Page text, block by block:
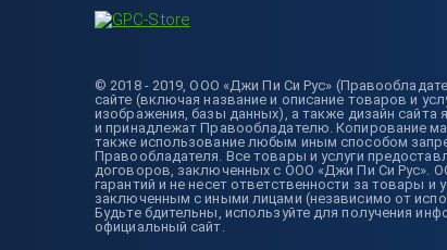
© 2018 - 2019, ООО «Джи Пи Си Рус»
сайте (включая название и описание товаров и
изображения, базы данных), а также дизайн сайта
и принадлежат Правообладателю. Копирование
также использование любым иным способом
Правообладателя. Все товары и услуги
договоров, заключенных с ООО «Джи Пи Си Рус».
гарантий и не несет ответственности за товары и
заключенным с иными лицами (независимо от
Будьте бдительны, используйте для получения
официальный сайт.